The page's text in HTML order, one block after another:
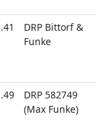
DRP Bittorf &
Funke
DRP 582749
(Max Funke)